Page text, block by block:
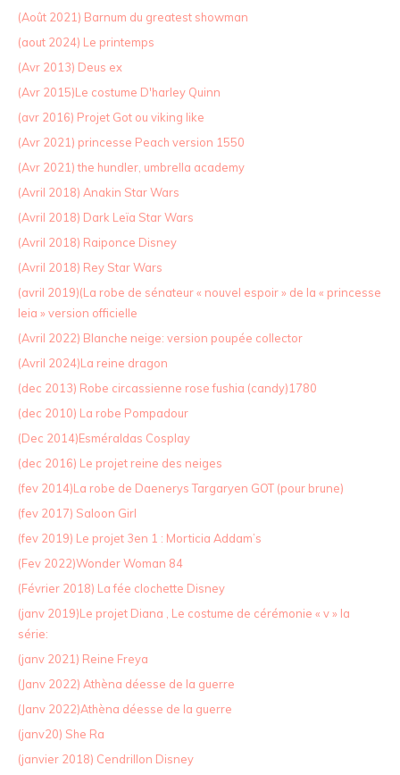
(Août 2021) Barnum du greatest showman
(aout 2024) Le printemps
(Avr 2013) Deus ex
(Avr 2015)Le costume D'harley Quinn
(avr 2016) Projet Got ou viking like
(Avr 2021) princesse Peach version 1550
(Avr 2021) the hundler, umbrella academy
(Avril 2018) Anakin Star Wars
(Avril 2018) Dark Leïa Star Wars
(Avril 2018) Raiponce Disney
(Avril 2018) Rey Star Wars
(avril 2019)(La robe de sénateur « nouvel espoir » de la « princesse
leia » version officielle
(Avril 2022) Blanche neige: version poupée collector
(Avril 2024)La reine dragon
(dec 2013) Robe circassienne rose fushia (candy)1780
(dec 2010) La robe Pompadour
(Dec 2014)Esméraldas Cosplay
(dec 2016) Le projet reine des neiges
(fev 2014)La robe de Daenerys Targaryen GOT (pour brune)
(fev 2017) Saloon Girl
(fev 2019) Le projet 3en 1 : Morticia Addam’s
(Fev 2022)Wonder Woman 84
(Février 2018) La fée clochette Disney
(janv 2019)Le projet Diana , Le costume de cérémonie « v » la
série:
(janv 2021) Reine Freya
(Janv 2022) Athèna déesse de la guerre
(Janv 2022)Athèna déesse de la guerre
(janv20) She Ra
(janvier 2018) Cendrillon Disney